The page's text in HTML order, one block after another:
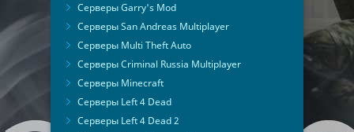
Серверы Garry's Mod
Серверы San Andreas Multiplayer
Серверы Multi Theft Auto
Серверы Criminal Russia Multiplayer
Серверы Minecraft
Серверы Left 4 Dead
Серверы Left 4 Dead 2